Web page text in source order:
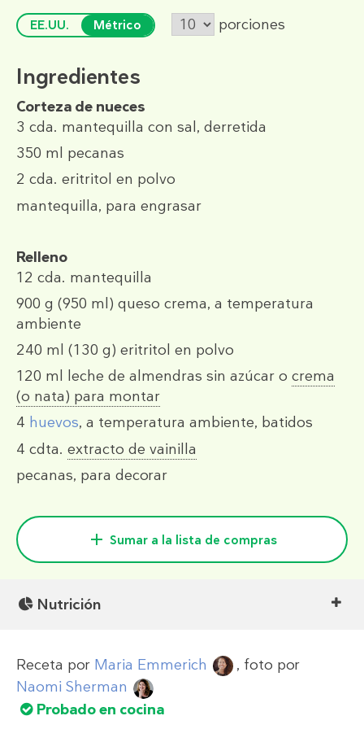
EE.UU. Métrico porciones
Ingredientes
Corteza de nueces
3 cda. mantequilla con sal, derretida
350 ml pecanas
2 cda. eritritol en polvo
mantequilla, para engrasar
Relleno
12 cda. mantequilla
900 g (950 ml) queso crema, a temperatura
ambiente
240 ml (130 g) eritritol en polvo
120 ml leche de almendras sin azúcar o crema
(o nata) para montar
4 huevos, a temperatura ambiente, batidos
4 cdta. extracto de vainilla
pecanas, para decorar
Sumar a la lista de compras
Nutrición
Receta por Maria Emmerich
, foto por
Naomi Sherman
Probado en cocina